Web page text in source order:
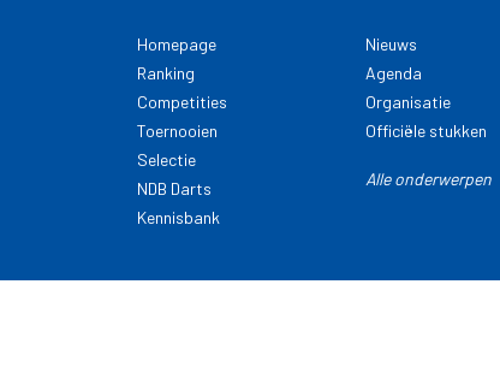
Homepage
Ranking
Competities
Toernooien
Selectie
NDB Darts
Kennisbank
Nieuws
Agenda
Organisatie
Officiële stukken
Alle onderwerpen